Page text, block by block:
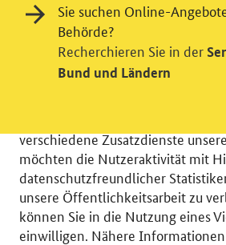
© 2026 Bundesministerium für
RSS
Benutzerhinweise
Einwilligung in Tracking
verschiedene Zusatzdienste
möchten die Nutzeraktivität mit
datenschutzfreundlicher
unsere Öffentlichkeitsarbeit zu
können Sie in die Nutzung eines
einwilligen. Nähere
Sie suchen Online-
Behörde?
Recherchieren Sie in der
Bund und Ländern